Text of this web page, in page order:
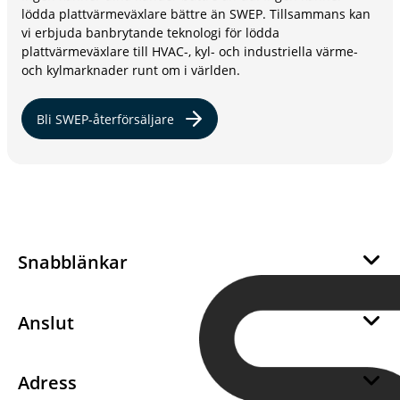
lödda plattvärmeväxlare bättre än SWEP. Tillsammans kan
vi erbjuda banbrytande teknologi för lödda
plattvärmeväxlare till HVAC-, kyl- och industriella värme-
och kylmarknader runt om i världen.
Bli SWEP-återförsäljare
Snabblänkar
Hållbarhet
Kakor
Anslut
Bli en SWEP-leverantör
Adress